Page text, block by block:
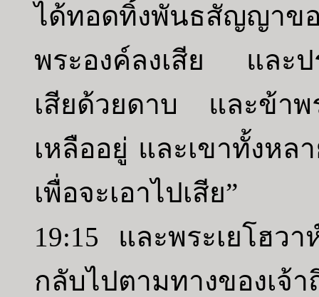
ได้ทอดทิ้งพันธสัญญา
พระองค์ลงเสีย และป
เสียด้วยดาบ และข้าพ
เหลืออยู่ และเขาทั้งหล
เพื่อจะเอาไปเสีย”
19:15 และพระเยโฮว
กลับไปตามทางของเจ้